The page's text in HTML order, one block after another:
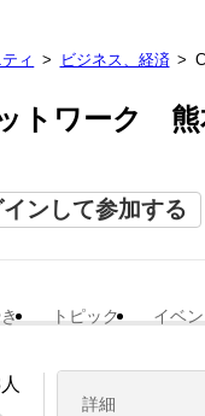
ィ ビジネス、経済
トワーク 熊
インして参加する
トピック イベ
詳細